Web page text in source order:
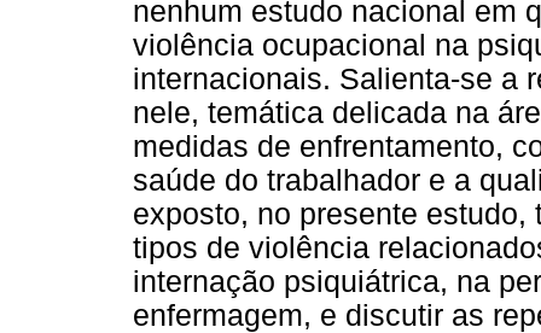
nenhum estudo nacional em
violência ocupacional na
internacionais. Salienta-se a
nele, temática delicada na
medidas de enfrentamento,
saúde do trabalhador e a
exposto, no presente
tipos de violência
internação psiquiátrica, na
enfermagem, e discutir as